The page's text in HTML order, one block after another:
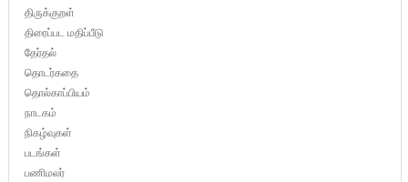
திருக்குறள்
திரைப்பட மதிப்பீடு
தேர்தல்
தொடர்கதை
தொல்காப்பியம்
நாடகம்
நிகழ்வுகள்
படங்கள்
பணிமலர்